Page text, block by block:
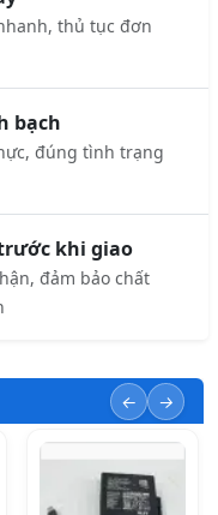
thủ tục đơn
bạch
đúng tình trạng
khi giao
đảm bảo chất